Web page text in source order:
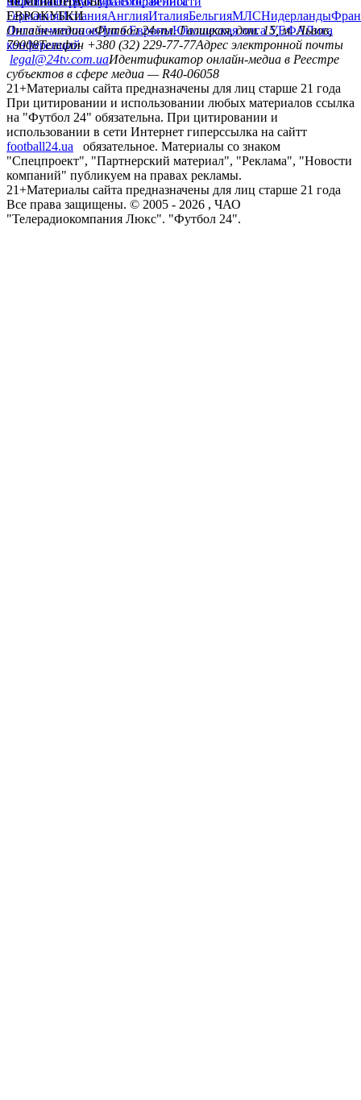
ГерманияИспанияАнглияИталияБельгияМЛСНидерланды
ЕВРОКУБКИ
Лига чемпионовЛига ЕвропыЮношеская лига УЕФАЛига
конференций
Онлайн-медиа «Футбол 24»пл. Галицкая, дом. 15, м. Львов,
79008Телефон +380 (32) 229-77-77Адрес электронной почты
legal@24tv.com.uaИдентификатор онлайн-медиа в Реестре
субъектов в сфере медиа — R40-06058
21+Материалы сайта предназначены для лиц старше 21 года
При цитировании и использовании любых материалов ссылка
на "Футбол 24" обязательна. При цитировании и
использовании в сети Интернет гиперссылка на сайтт
football24.ua
обязательное. Материалы со знаком
"Спецпроект", "Партнерский материал", "Реклама", "Новости
компаний" публикуем на правах рекламы.
21+Материалы сайта предназначены для лиц старше 21 года
Все права защищены. © 2005 - 2026 , ЧАО
"Телерадиокомпания Люкс". "Футбол 24".